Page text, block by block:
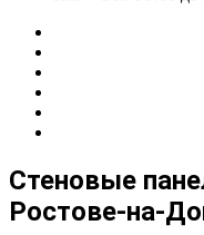
Стеновые
Ростове-на-